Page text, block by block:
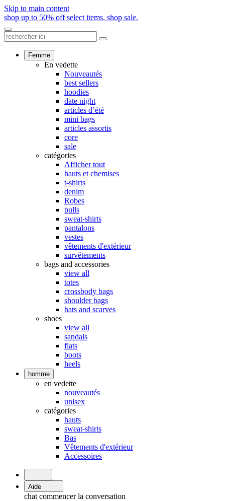
Skip to main content
shop up to 50% off select items. shop sale.
Femme
En vedette
Nouveautés
best sellers
hoodies
date night
articles d’été
mini bags
articles assortis
core
sale
catégories
Afficher tout
hauts et chemises
t-shirts
denim
Robes
pulls
sweat-shirts
pantalons
vestes
vêtements d'extérieur
survêtements
bags and accessories
view all
totes
crossbody bags
shoulder bags
hats and scarves
shoes
view all
sandals
flats
boots
heels
homme
en vedette
nouveautés
unisex
catégories
hauts
sweat-shirts
Bas
Vêtements d'extérieur
Accessoires
Aide
chat commencer la conversation